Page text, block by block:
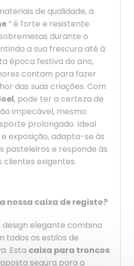
de qualidade, a
” é forte e resistente.
durante o
a sua frescura até à
época festiva do ano,
contam para fazer
das suas criações. Com
, pode ter a certeza de
impecável, mesmo
prolongado. Ideal
exposição, adapta-se às
pasteleiros e responde às
exigentes.
nossa caixa de registo?
design elegante combina
todos os estilos de
Esta caixa para troncos
segura para a